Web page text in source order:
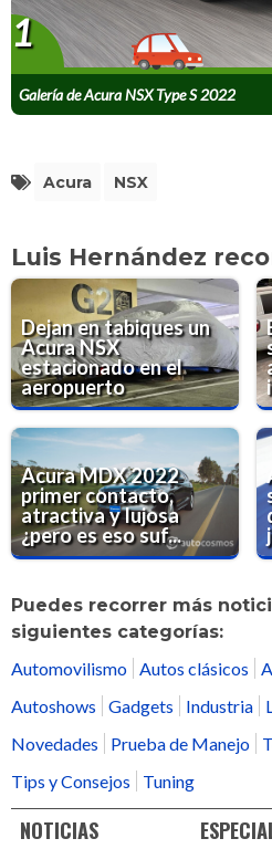
Galería de Acura NSX Type S 2022
1
Acura NSX
Luis Hernández
Dejan en tabiques un
Acura NSX
estacionado en el
aeropuerto
Acura MDX 2022
primer contacto,
atractiva y lujosa
¿pero es eso suf...
Puedes recorrer más
siguientes categorías:
Automovilismo
Autos clásicos
Autoshows
Gadgets Industria
Novedades
Prueba de Manejo
Tips y Consejos
Tuning
NOTICIAS